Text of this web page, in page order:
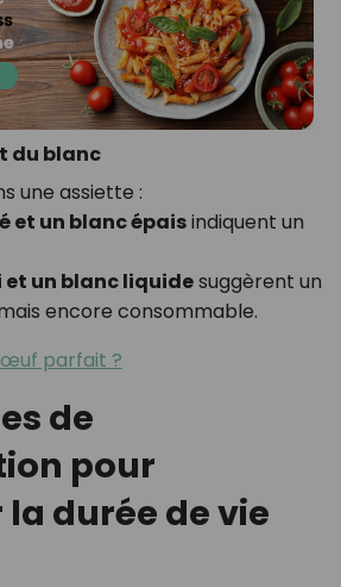
du blanc
une assiette :
et un blanc épaisindiquent un
un blanc liquidesuggèrent un
encore consommable.
parfait ?
de
pour
durée de vie